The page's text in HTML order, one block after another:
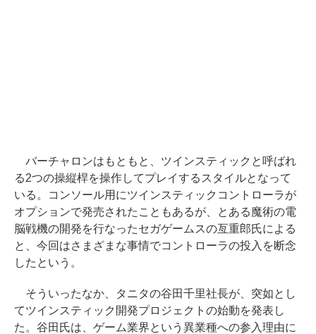
バーチャロンはもともと、ツインスティックと呼ばれ
る2つの操縦桿を操作してプレイするスタイルとなって
いる。コンソール用にツインスティックコントローラが
オプションで発売されたこともあるが、とある魔術の電
脳戦機の開発を行なったセガゲームスの亙重郎氏による
と、今回はさまざまな事情でコントローラの投入を断念
したという。
そういったなか、タニタの谷田千里社長が、突如とし
てツインスティック開発プロジェクトの始動を発表し
た。谷田氏は、ゲーム業界という異業種への参入理由に